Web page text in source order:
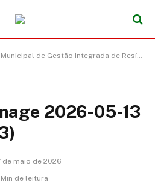
de Gestão Integrada de Resíduos Sólidos (PMGIRS)
2026-05-13
de maio de 2026
Min de leitura